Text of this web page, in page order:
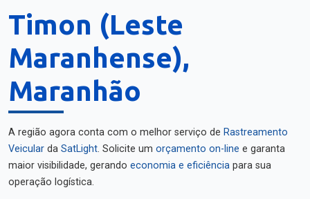
Timon (Leste
Maranhense),
Maranhão
A região agora conta com o melhor serviço de Rastreamento
Veicular da SatLight. Solicite um orçamento on-line e garanta
maior visibilidade, gerando economia e eficiência para sua
operação logística.